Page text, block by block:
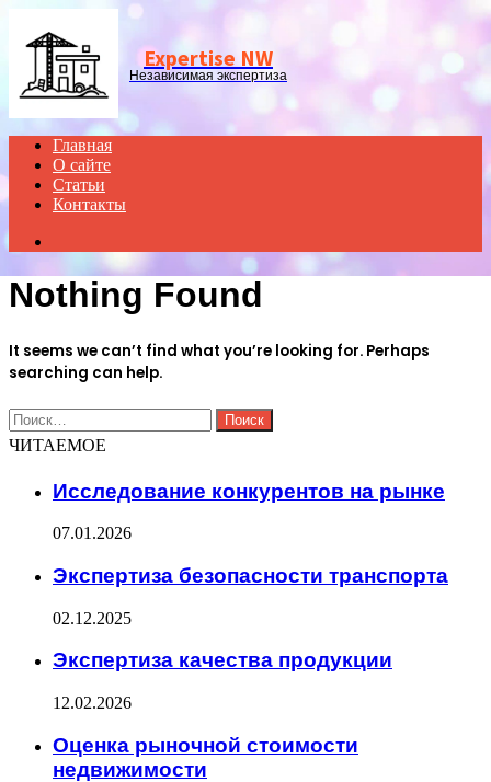
Expertise NW
Независимая экспертиза
Главная
О сайте
Статьи
Контакты
Nothing Found
It seems we can’t find what you’re looking for. Perhaps
searching can help.
Найти:
ЧИТАЕМОЕ
Исследование конкурентов на рынке
07.01.2026
Экспертиза безопасности транспорта
02.12.2025
Экспертиза качества продукции
12.02.2026
Оценка рыночной стоимости
недвижимости